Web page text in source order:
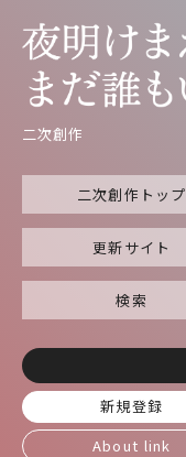
二次創作
二次創作トップ
更新サイト
検索
新規登録
About link